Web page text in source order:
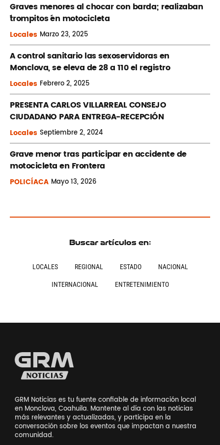
Graves menores al chocar con barda; realizaban
´trompitos ´en motocicleta
Locales Marzo23, 2025
A control sanitario las sexoservidoras en
Monclova, se eleva de 28 a 110 el registro
Locales Febrero2, 2025
PRESENTA CARLOS VILLARREAL CONSEJO
CIUDADANO PARA ENTREGA-RECEPCIÓN
Locales Septiembre2, 2024
Grave menor tras participar en accidente de
motocicleta en Frontera
POLICÍACA Mayo13, 2026
Buscar artículos en:
LOCALES REGIONAL ESTADO NACIONAL
INTERNACIONAL ENTRETENIMIENTO
GRM Noticias es tu fuente confiable de información local
en Monclova, Coahuila. Mantente al día con las noticias
más relevantes y actualizadas, y participa en la
conversación sobre los eventos que impactan a nuestra
comunidad.